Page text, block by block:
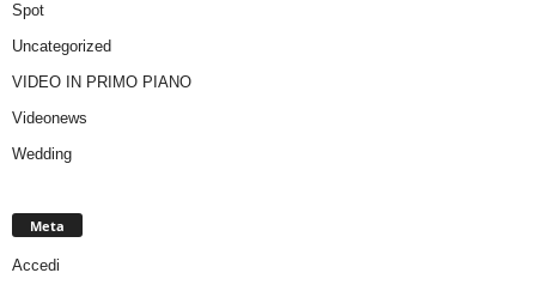
Spot
Uncategorized
VIDEO IN PRIMO PIANO
Videonews
Wedding
Meta
Accedi